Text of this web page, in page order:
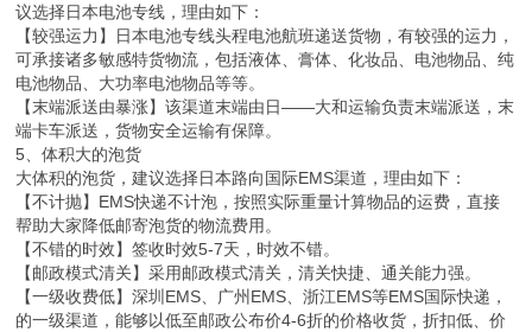
议选择日本电池专线，理由如下：
【较强运力】日本电池专线头程电池航班递送货物，有较强的运力，
可承接诸多敏感特货物流，包括液体、膏体、化妆品、电池物品、纯
电池物品、大功率电池物品等等。
【末端派送由暴涨】该渠道末端由日——大和运输负责末端派送，末
端卡车派送，货物安全运输有保障。
5、体积大的泡货
大体积的泡货，建议选择日本路向国际EMS渠道，理由如下：
【不计抛】EMS快递不计泡，按照实际重量计算物品的运费，直接
帮助大家降低邮寄泡货的物流费用。
【不错的时效】签收时效5-7天，时效不错。
【邮政模式清关】采用邮政模式清关，清关快捷、通关能力强。
【一级收费低】深圳EMS、广州EMS、浙江EMS等EMS国际快递，
的一级渠道，能够以低至邮政公布价4-6折的价格收货，折扣低、价